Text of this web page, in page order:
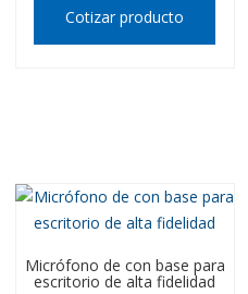
Cotizar producto
Micrófono de con base para
escritorio de alta fidelidad